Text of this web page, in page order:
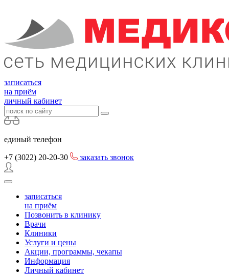
записаться
на приём
личный кабинет
единый телефон
+7 (3022) 20-20-30 заказать звонок
записаться
на приём
Позвонить в клинику
Врачи
Клиники
Услуги и цены
Акции, программы, чекапы
Информация
Личный кабинет